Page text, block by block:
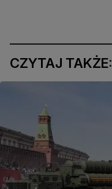
CZYTAJ TAKŻE: